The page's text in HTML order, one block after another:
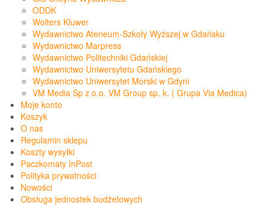
ODDK
Wolters Kluwer
Wydawnictwo Ateneum-Szkoły Wyższej w Gdańsku
Wydawnictwo Marpress
Wydawnictwo Politechniki Gdańskiej
Wydawnictwo Uniwersytetu Gdańskiego
Wydawnictwo Uniwersytet Morski w Gdyni
VM Media Sp z o.o. VM Group sp. k. ( Grupa Via Medica)
Moje konto
Koszyk
O nas
Regulamin sklepu
Koszty wysyłki
Paczkomaty InPost
Polityka prywatności
Nowości
Obsługa jednostek budżetowych